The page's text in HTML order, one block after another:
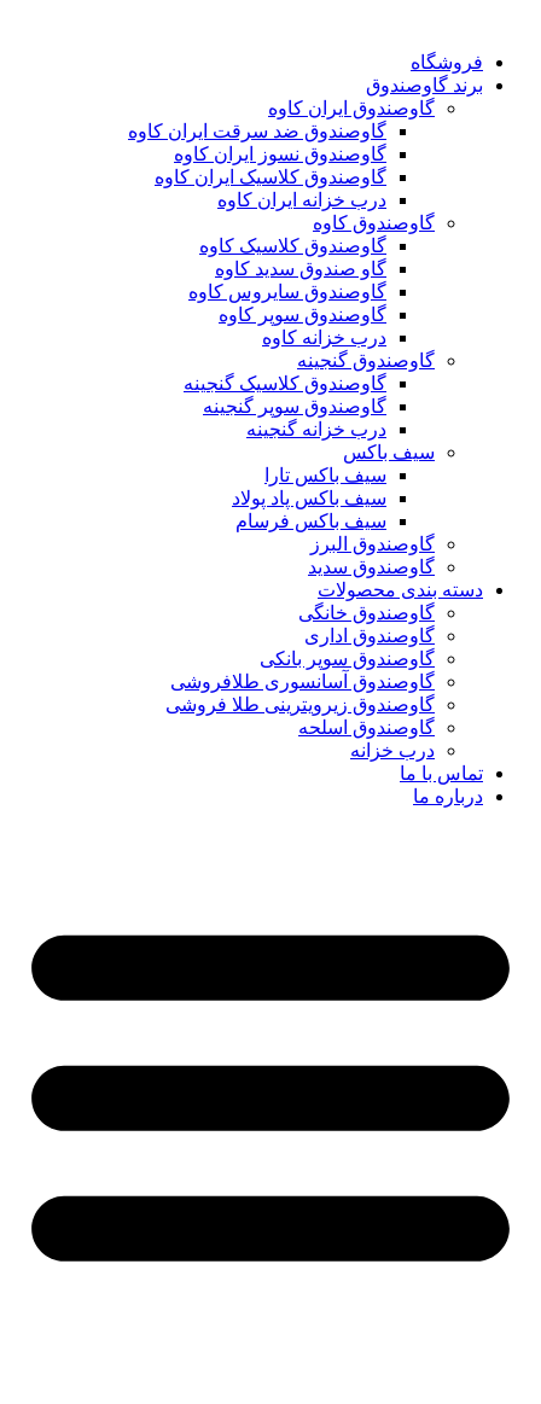
فروشگاه
برند گاوصندوق
گاوصندوق ایران کاوه
گاوصندوق ضد سرقت ایران کاوه
گاوصندوق نسوز ایران کاوه
گاوصندوق کلاسیک ایران کاوه
درب خزانه ایران کاوه
گاوصندوق کاوه
گاوصندوق کلاسیک کاوه
گاو صندوق سدید کاوه
گاوصندوق سایروس کاوه
گاوصندوق سوپر کاوه
درب خزانه کاوه
گاوصندوق گنجینه
گاوصندوق کلاسیک گنجینه
گاوصندوق سوپر گنجینه
درب خزانه گنجینه
سیف باکس
سیف باکس تارا
سیف باکس پاد پولاد
سیف باکس فرسام
گاوصندوق البرز
گاوصندوق سدید
دسته بندی محصولات
گاوصندوق خانگی
گاوصندوق اداری
گاوصندوق سوپر بانکی
گاوصندوق آسانسوری طلافروشی
گاوصندوق زیرویترینی طلا فروشی
گاوصندوق اسلحه
درب خزانه
تماس با ما
درباره ما